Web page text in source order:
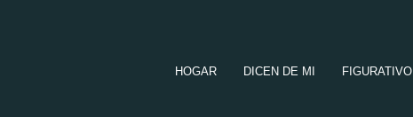
HOGAR DICEN DE MI FIGURATIVO